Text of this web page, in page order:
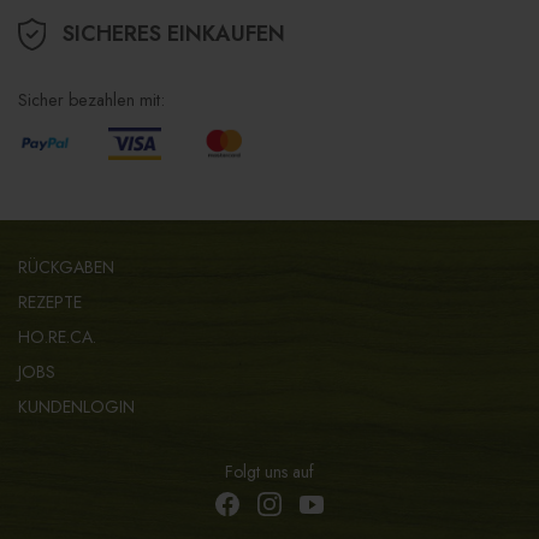
SICHERES EINKAUFEN
Sicher bezahlen mit:
RÜCKGABEN
REZEPTE
HO.RE.CA.
JOBS
KUNDENLOGIN
Folgt uns auf